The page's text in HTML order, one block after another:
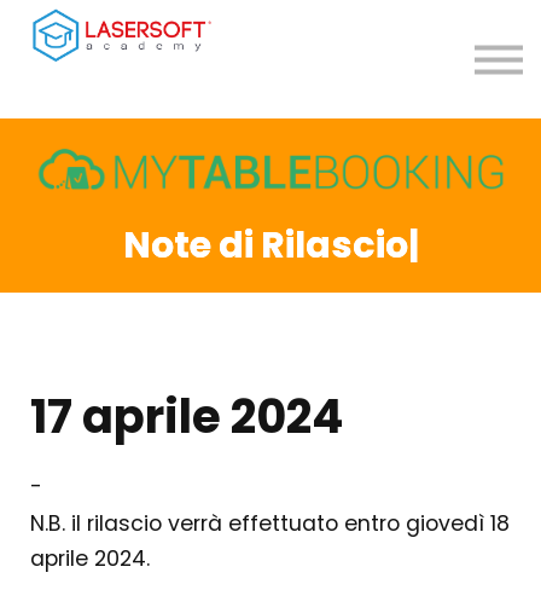
Teleassistenza
Accedi
Registrati
Note di Rilascio|
17 aprile 2024
-
N.B. il rilascio verrà effettuato entro giovedì 18
aprile 2024.